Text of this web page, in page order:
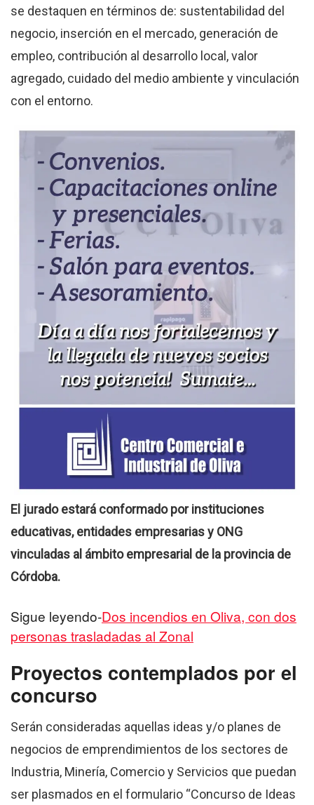
se destaquen en términos de: sustentabilidad del
negocio, inserción en el mercado, generación de
empleo, contribución al desarrollo local, valor
agregado, cuidado del medio ambiente y vinculación
con el entorno.
El jurado estará conformado por instituciones
educativas, entidades empresarias y ONG
vinculadas al ámbito empresarial de la provincia de
Córdoba.
Sigue leyendo-Dos incendios en Oliva, con dos
personas trasladadas al Zonal
Proyectos contemplados por el
concurso
Serán consideradas aquellas ideas y/o planes de
negocios de emprendimientos de los sectores de
Industria, Minería, Comercio y Servicios que puedan
ser plasmados en el formulario “Concurso de Ideas